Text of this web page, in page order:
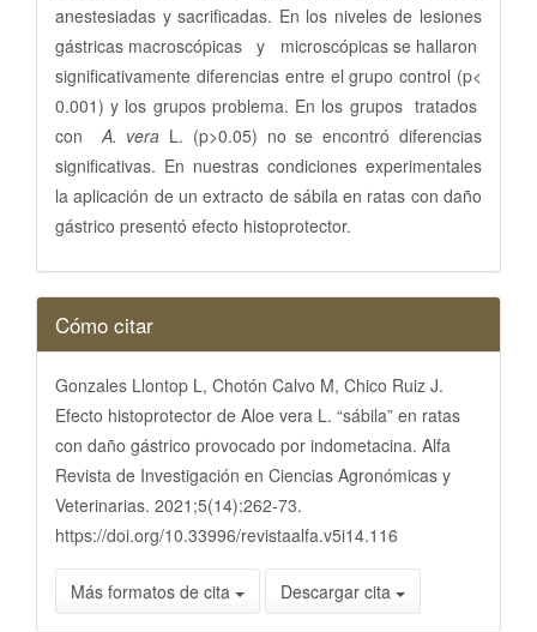
anestesiadas y sacrificadas. En los niveles de lesiones
gástricas macroscópicas y microscópicas se hallaron
significativamente diferencias entre el grupo control (p<
0.001) y los grupos problema. En los grupos tratados
conA. vera L. (p>0.05) no se encontró diferencias
significativas. En nuestras condiciones experimentales
la aplicación de un extracto de sábila en ratas con daño
gástrico presentó efecto histoprotector.
Detalles
del
artículo
Cómo citar
Gonzales Llontop L, Chotón Calvo M, Chico Ruiz J.
Efecto histoprotector de Aloe vera L. “sábila” en ratas
con daño gástrico provocado por indometacina. Alfa
Revista de Investigación en Ciencias Agronómicas y
Veterinarias. 2021;5(14):262-73.
https://doi.org/10.33996/revistaalfa.v5i14.116
Más formatos de cita Descargar cita